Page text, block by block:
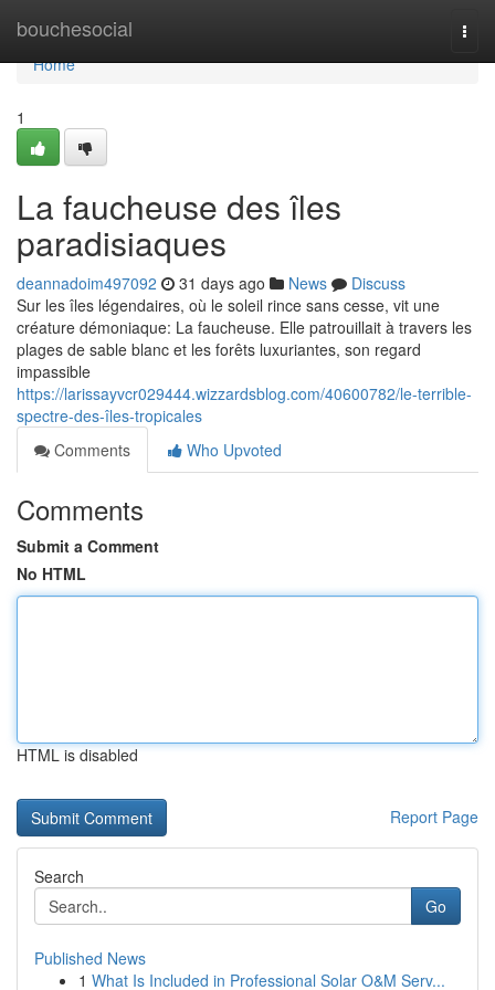
bouchesocial
Home
Home
1
La faucheuse des îles
paradisiaques
deannadoim497092 31 days ago News
Discuss
Sur les îles légendaires, où le soleil rince sans cesse, vit une
créature démoniaque: La faucheuse. Elle patrouillait à travers les
plages de sable blanc et les forêts luxuriantes, son regard
impassible
https://larissayvcr029444.wizzardsblog.com/40600782/le-terrible-
spectre-des-îles-tropicales
Comments
Who Upvoted
Comments
Submit a Comment
No HTML
HTML is disabled
Report Page
Search
Go
Published News
1 What Is Included in Professional Solar O&M Serv...